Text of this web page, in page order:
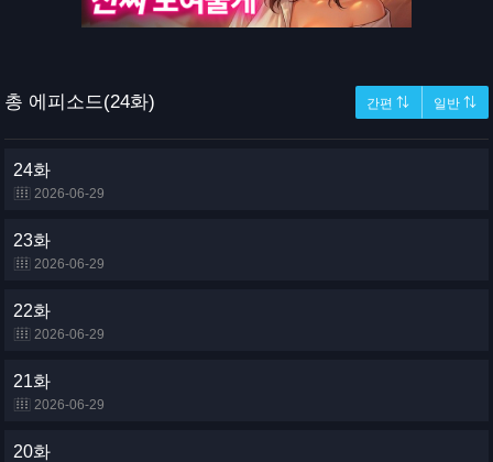
총 에피소드(24화) 간편 ⇅ 일반 ⇅
24화
2026-06-29
23화
2026-06-29
22화
2026-06-29
21화
2026-06-29
20화